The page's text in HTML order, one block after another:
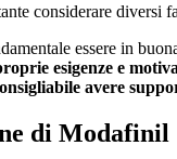
considerare diversi
essere in
esigenze e
avere
di Modafinil